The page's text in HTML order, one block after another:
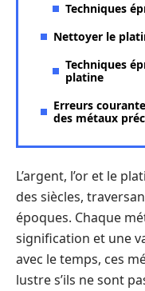
Techniques
Nettoyer le
Techniques
platine
Erreurs
des métaux
L’argent, l’or et le
des siècles,
époques. Chaque
signification et une
avec le temps, ces
lustre s’ils ne sont